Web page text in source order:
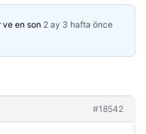
ve en son 2 ay 3 hafta önce
#18542